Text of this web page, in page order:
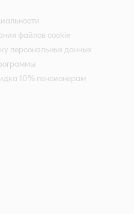
файлов cookie
персональных данных
10% пенсионерам